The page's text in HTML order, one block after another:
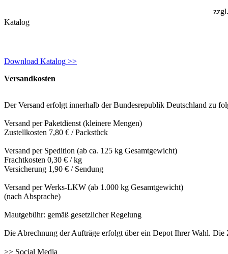
Katalog
Download Katalog >>
Versandkosten
Der Versand erfolgt innerhalb der Bundesrepublik Deutschland zu
Versand per Paketdienst (kleinere Mengen)
Zustellkosten 7,80 € / Packstück
Versand per Spedition (ab ca. 125 kg Gesamtgewicht)
Frachtkosten 0,30 € / kg
Versicherung 1,90 € / Sendung
Versand per Werks-LKW (ab 1.000 kg Gesamtgewicht)
(nach Absprache)
Mautgebühr: gemäß gesetzlicher Regelung
Die Abrechnung der Aufträge erfolgt über ein Depot Ihrer Wahl.
>> Social Media